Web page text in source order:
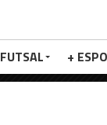
FUTSAL +